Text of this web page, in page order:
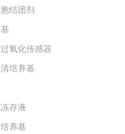
结团剂
氧化传感器
培养基
存液
养基